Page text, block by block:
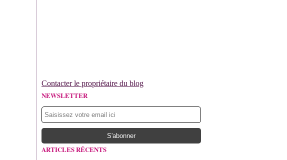
Contacter le propriétaire du blog
NEWSLETTER
ARTICLES RÉCENTS